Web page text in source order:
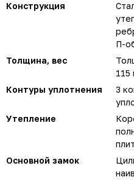
Конструкция
П-
Толщина, вес
115
Контуры уплотнения
3
Утепление
Основной замок